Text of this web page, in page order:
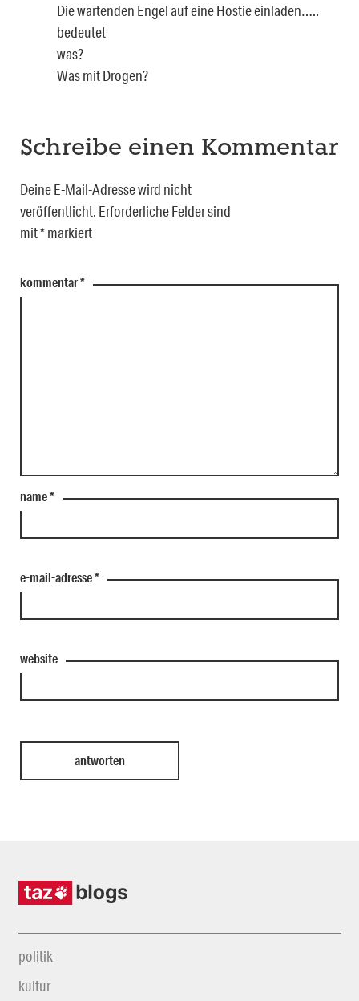
Die wartenden Engel auf eine Hostie einladen…..
bedeutet
was?
Was mit Drogen?
Schreibe einen Kommentar
Deine E-Mail-Adresse wird nicht
veröffentlicht. Erforderliche Felder sind
mit*markiert
kommentar*
name*
e-mail-adresse*
website
politik
kultur